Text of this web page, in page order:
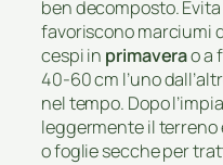
ben decomposto.
favoriscono marciumi
cespi in primaverao a
40-60 cm l’uno
nel tempo. Dopo
leggermente il
o foglie secche per